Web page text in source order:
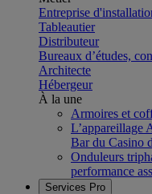
Entreprise
Tableautier
Distributeur
Bureaux d’études,
Architecte
Hébergeur
À la une
Armoires et
L’appareillage
Bar du Casino
Onduleurs
performance
Services Pro